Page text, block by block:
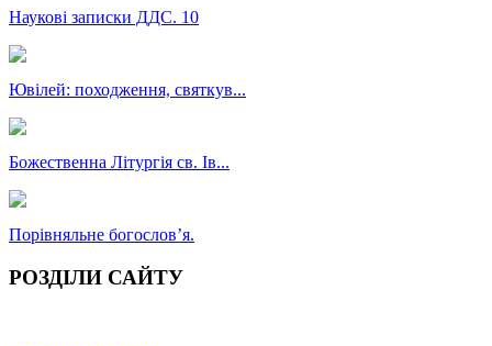
Наукові записки ДДС. 10
Ювілей: походження, святкув...
Божественна Літургія св. Ів...
Порівняльне богословʼя.
РОЗДІЛИ САЙТУ